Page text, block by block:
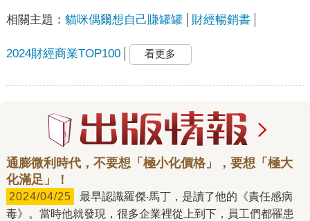
相關主題： 貓咪偶爾想自己賺罐罐 財經暢銷書
2024財經商業TOP100 看更多
通膨微利時代，不要想「極小化價格」，要想「極大
化滿足」！
2024/04/25
毒》。當時他就發現，很多企業裡從上到下，員工們都罹患